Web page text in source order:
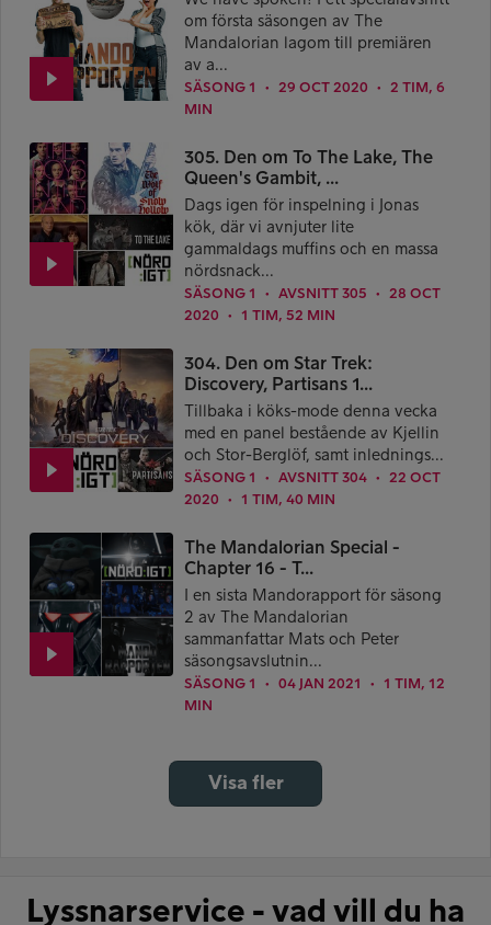
om första säsongen av The
Mandalorian lagom till premiären
av a...
SÄSONG 1 ● 29 OCT 2020 ●
2 TIM, 6
MIN
305. Den om To The Lake, The
Queen's Gambit, ...
Dags igen för inspelning i Jonas
kök, där vi avnjuter lite
gammaldags muffins och en massa
nördsnack...
SÄSONG 1 ● AVSNITT 305 ●
28 OCT
2020
● 1 TIM, 52 MIN
304. Den om Star Trek:
Discovery, Partisans 1...
Tillbaka i köks-mode denna vecka
med en panel bestående av Kjellin
och Stor-Berglöf, samt inlednings...
SÄSONG 1 ● AVSNITT 304 ●
22 OCT
2020
● 1 TIM, 40 MIN
The Mandalorian Special -
Chapter 16 - T...
I en sista Mandorapport för säsong
2 av The Mandalorian
sammanfattar Mats och Peter
säsongsavslutnin...
SÄSONG 1 ● 04 JAN 2021 ●
1 TIM, 12
MIN
Visa fler
Lyssnarservice - vad vill du ha